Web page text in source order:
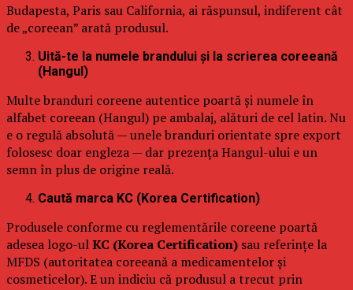
Budapesta, Paris sau California, ai răspunsul, indiferent cât
de „coreean” arată produsul.
Uită-te la numele brandului și la scrierea coreeană
(Hangul)
Multe branduri coreene autentice poartă și numele în
alfabet coreean (Hangul) pe ambalaj, alături de cel latin. Nu
e o regulă absolută — unele branduri orientate spre export
folosesc doar engleza — dar prezența Hangul-ului e un
semn în plus de origine reală.
Caută marca KC (Korea Certification)
Produsele conforme cu reglementările coreene poartă
adesea logo-ulKC (Korea Certification) sau referințe la
MFDS (autoritatea coreeană a medicamentelor și
cosmeticelor). E un indiciu că produsul a trecut prin